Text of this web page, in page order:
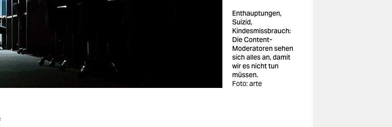
Enthauptungen,
Suizid,
Kindesmissbrauch:
Die Content-
Moderatoren sehen
sich alles an, damit
wir es nicht tun
müssen.
Foto: arte